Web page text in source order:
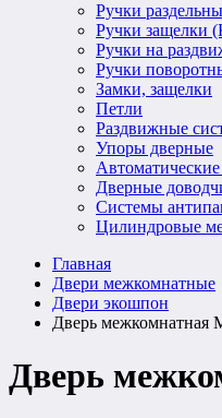
Ручки
Ручки защелки
Ручки на
Ручки
Замки, защелки
Петли
Раздвижные
Упоры дверные
Дверные
Системы
Цилиндровые
Главная
Двери межкомнатные
Двери экошпон
Дверь межкомнатная
Дверь